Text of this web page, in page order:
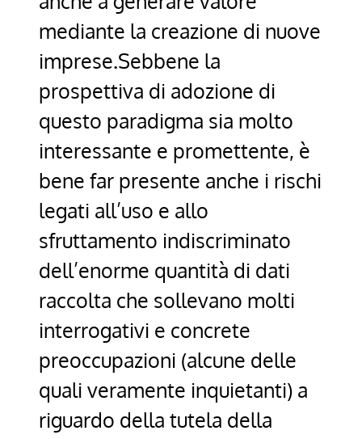
mediante la creazione di nuove
imprese.Sebbene la
prospettiva di adozione di
questo paradigma sia molto
interessante e promettente, è
bene far presente anche i rischi
legati all’uso e allo
sfruttamento indiscriminato
dell’enorme quantità di dati
raccolta che sollevano molti
interrogativi e concrete
preoccupazioni (alcune delle
quali veramente inquietanti) a
riguardo della tutela della